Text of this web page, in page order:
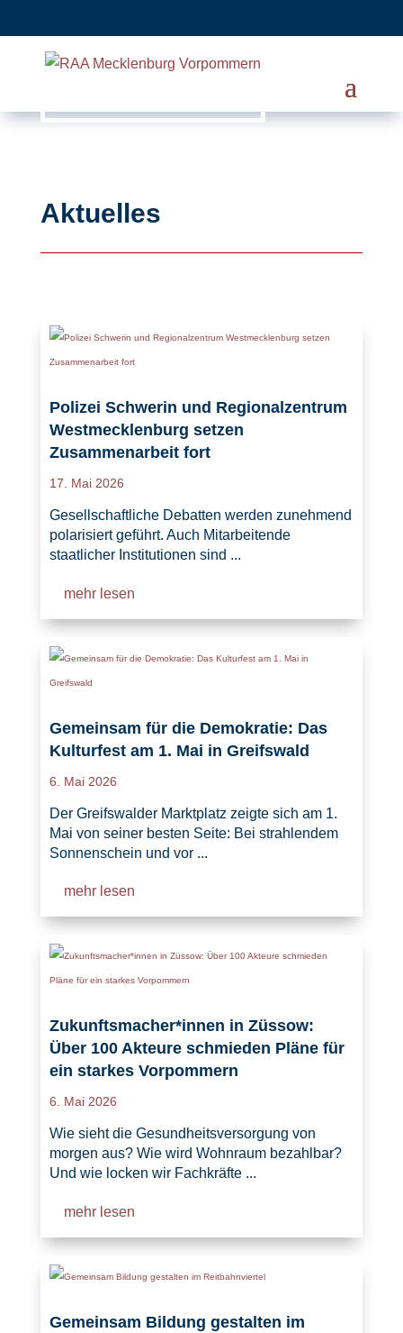
Aktuelles
Polizei Schwerin und Regionalzentrum
Westmecklenburg setzen
Zusammenarbeit fort
17. Mai 2026
Gesellschaftliche Debatten werden zunehmend
polarisiert geführt. Auch Mitarbeitende
staatlicher Institutionen sind ...
mehr lesen
Gemeinsam für die Demokratie: Das
Kulturfest am 1. Mai in Greifswald
6. Mai 2026
Der Greifswalder Marktplatz zeigte sich am 1.
Mai von seiner besten Seite: Bei strahlendem
Sonnenschein und vor ...
mehr lesen
Zukunftsmacher*innen in Züssow:
Über 100 Akteure schmieden Pläne für
ein starkes Vorpommern
6. Mai 2026
Wie sieht die Gesundheitsversorgung von
morgen aus? Wie wird Wohnraum bezahlbar?
Und wie locken wir Fachkräfte ...
mehr lesen
Gemeinsam Bildung gestalten im